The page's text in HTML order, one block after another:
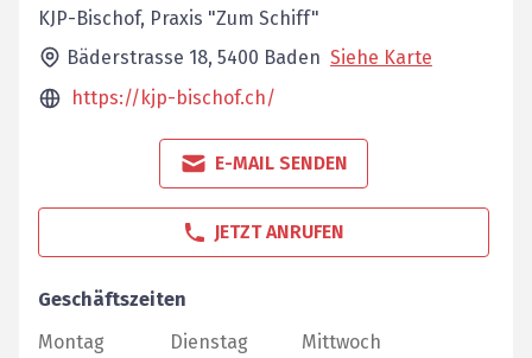
KJP-Bischof, Praxis "Zum Schiff"
Bäderstrasse 18, 5400 Baden Siehe Karte
https://kjp-bischof.ch/
E-MAIL SENDEN
JETZT ANRUFEN
Geschäftszeiten
Montag
Dienstag
Mittwoch